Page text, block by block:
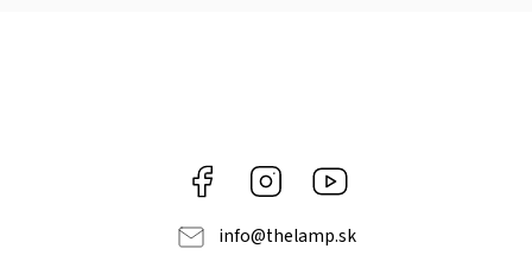
Facebook Instagram
info@thelamp.sk